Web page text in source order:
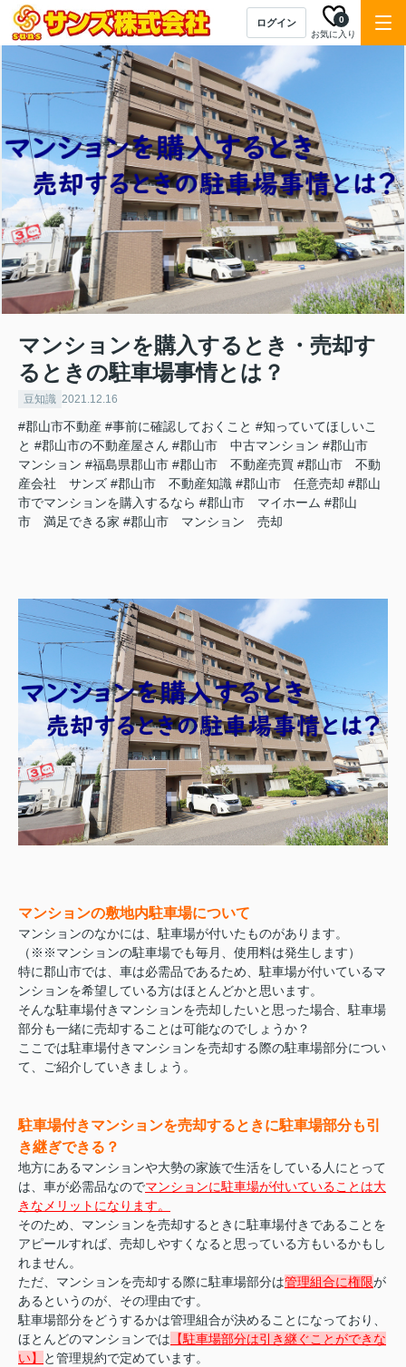
ログイン
お気に入り
0
マンションを購入するとき・売却す
るときの駐車場事情とは？
豆知識 2021.12.16
#郡山市不動産 #事前に確認しておくこと #知っていてほしいこ
と #郡山市の不動産屋さん #郡山市 中古マンション #郡山市
マンション #福島県郡山市 #郡山市 不動産売買 #郡山市 不動
産会社 サンズ #郡山市 不動産知識 #郡山市 任意売却 #郡山
市でマンションを購入するなら #郡山市 マイホーム #郡山
市 満足できる家 #郡山市 マンション 売却
マンションの敷地内駐車場について
マンションのなかには、駐車場が付いたものがあります。
（※※マンションの駐車場でも毎月、使用料は発生します）
特に郡山市では、車は必需品であるため、駐車場が付いているマ
ンションを希望している方はほとんどかと思います。
そんな駐車場付きマンションを売却したいと思った場合、駐車場
部分も一緒に売却することは可能なのでしょうか？
ここでは駐車場付きマンションを売却する際の駐車場部分につい
て、ご紹介していきましょう。
駐車場付きマンションを売却するときに駐車場部分も引
き継ぎできる？
地方にあるマンションや大勢の家族で生活をしている人にとって
は、車が必需品なのでマンションに駐車場が付いていることは大
きなメリットになります。
そのため、マンションを売却するときに駐車場付きであることを
アピールすれば、売却しやすくなると思っている方もいるかもし
れません。
ただ、マンションを売却する際に駐車場部分は管理組合に権限が
あるというのが、その理由です。
駐車場部分をどうするかは管理組合が決めることになっており、
ほとんどのマンションでは 【駐車場部分は引き継ぐことができな
い】
と管理規約で定めています。